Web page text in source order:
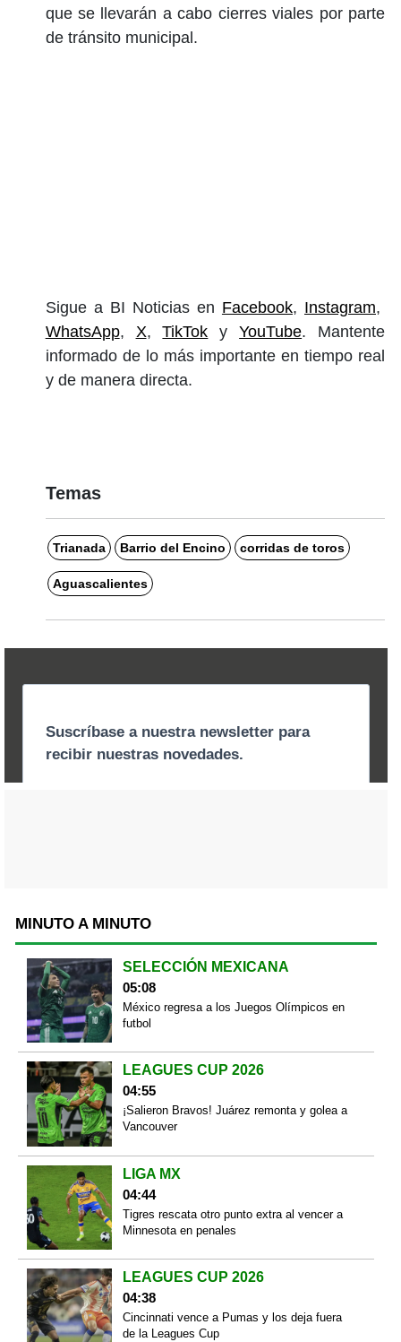
que se llevarán a cabo cierres viales por parte
de tránsito municipal.
Sigue a BI Noticias en Facebook, Instagram,
WhatsApp, X,TikTok yYouTube. Mantente
informado de lo más importante en tiempo real
y de manera directa.
Temas
Trianada Barrio del Encino corridas de toros
Aguascalientes
MINUTO A MINUTO
SELECCIÓN MEXICANA
05:08
México regresa a los Juegos Olímpicos en
futbol
LEAGUES CUP 2026
04:55
¡Salieron Bravos! Juárez remonta y golea a
Vancouver
LIGA MX
04:44
Tigres rescata otro punto extra al vencer a
Minnesota en penales
LEAGUES CUP 2026
04:38
Cincinnati vence a Pumas y los deja fuera
de la Leagues Cup